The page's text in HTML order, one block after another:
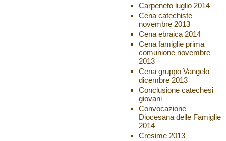
Carpeneto luglio 2014
Cena catechiste
novembre 2013
Cena ebraica 2014
Cena famiglie prima
comunione novembre
2013
Cena gruppo Vangelo
dicembre 2013
Conclusione catechesi
giovani
Convocazione
Diocesana delle Famiglie
2014
Cresime 2013